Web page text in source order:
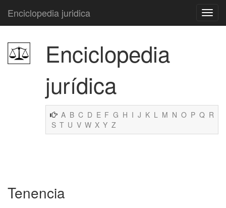
Enciclopedia juridica
Enciclopedia
jurídica
A B C D E F G H I J K L M N O P Q R
S T U V W X Y Z
Tenencia